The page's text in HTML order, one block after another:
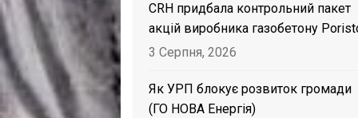
CRH придбала контрольний пакет
акцій виробника газобетону
3 Серпня, 2026
Як УРП блокує розвиток громади
(ГО НОВА Енергія)